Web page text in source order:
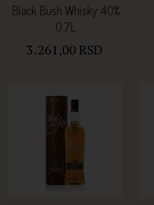
Black Bush Whisky 40%
0.7L
3.261,00 RSD